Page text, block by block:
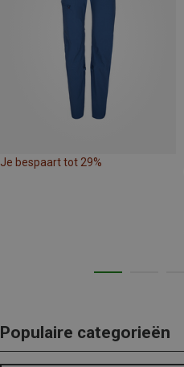
Je bespaart tot 29%
Populaire categorieën